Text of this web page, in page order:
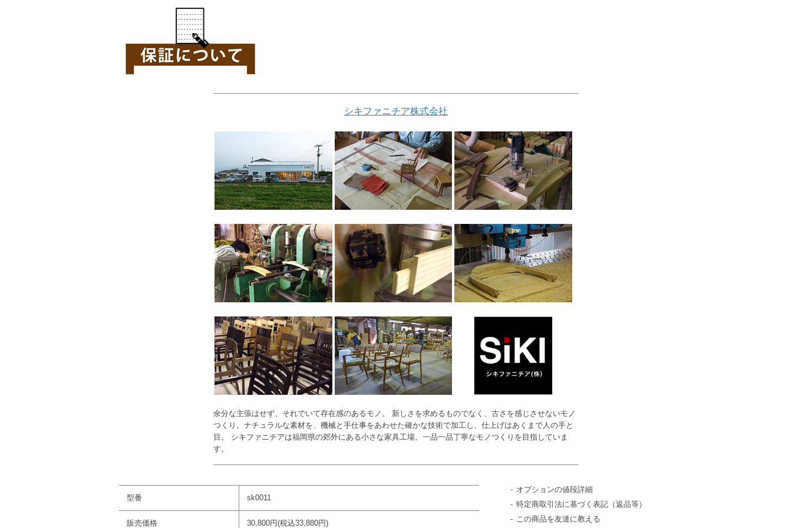
シキファニチア株式会社
余分な主張はせず、それでいて存在感のあるモノ。 新しさを求めるものでなく、古さを感じさせないモノ
つくり。ナチュラルな素材を、機械と手仕事をあわせた確かな技術で加工し、仕上げはあくまで人の手と
目。 シキファニチアは福岡県の郊外にある小さな家具工場。一品一品丁寧なモノつくりを目指していま
す。
型番 sk0011
販売価格 30,800円(税込33,880円)
オプションの値段詳細
特定商取引法に基づく表記（返品等）
この商品を友達に教える